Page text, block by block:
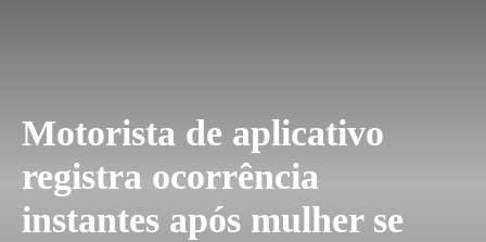
Motorista de aplicativo
registra ocorrência
instantes após mulher se